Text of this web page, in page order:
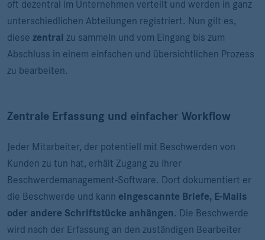
oft dezentral im Unternehmen verteilt und werden in ganz
unterschiedlichen Abteilungen registriert. Nun gilt es,
diese zentral zu sammeln und vom Eingang bis zum
Abschluss in einem einfachen und übersichtlichen Prozess
zu bearbeiten.
Zentrale Erfassung und einfacher Workflow
Jeder Mitarbeiter, der potentiell mit Beschwerden von
Kunden zu tun hat, erhält Zugang zu Ihrer
Beschwerdemanagement-Software. Dort dokumentiert er
die Beschwerde und kann eingescannte Briefe, E-Mails
oder andere Schriftstücke anhängen. Die Beschwerde
wird nach der Erfassung an den zuständigen Bearbeiter